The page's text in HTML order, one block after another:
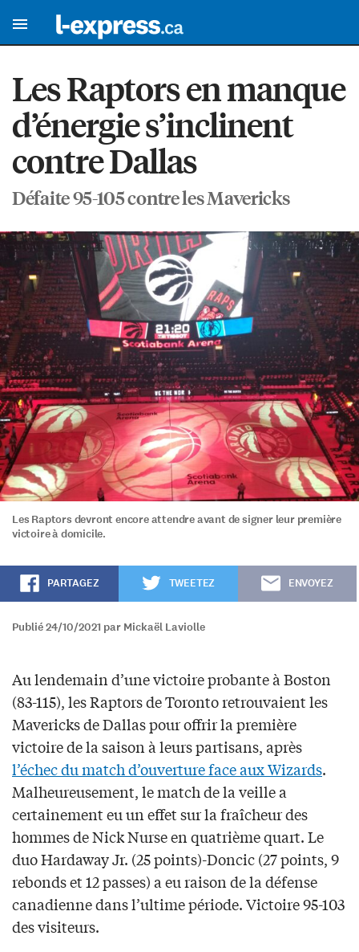
Les Raptors en manque
d’énergie s’inclinent
contre Dallas
Défaite 95-105 contre les Mavericks
Les Raptors devront encore attendre avant de signer leur première
victoire à domicile.
PARTAGEZ TWEETEZ ENVOYEZ
Publié 24/10/2021 par Mickaël Laviolle
Au lendemain d’une victoire probante à Boston
(83-115), les Raptors de Toronto retrouvaient les
Mavericks de Dallas pour offrir la première
victoire de la saison à leurs partisans, après
l’échec du match d’ouverture face aux Wizards.
Malheureusement, le match de la veille a
certainement eu un effet sur la fraîcheur des
hommes de Nick Nurse en quatrième quart. Le
duo Hardaway Jr. (25 points)-Doncic (27 points, 9
rebonds et 12 passes) a eu raison de la défense
canadienne dans l’ultime période. Victoire 95-103
des visiteurs.